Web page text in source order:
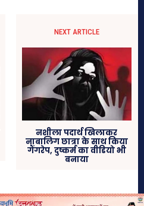
NEXT ARTICLE
नशीला पदार्थ खिलाकर
नाबालिग छात्रा के साथ किया
गैंगरेप, दुष्कर्म का वीडियो भी
बनाया